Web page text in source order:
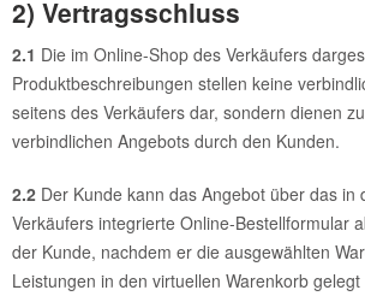
2) Vertragsschluss
2.1 Die im Online-Shop des Verkäufers
Produktbeschreibungen stellen keine
seitens des Verkäufers dar, sondern dienen
verbindlichen Angebots durch den Kunden.
2.2 Der Kunde kann das Angebot über das in
Verkäufers integrierte Online-Bestellformular
der Kunde, nachdem er die ausgewählten
Leistungen in den virtuellen Warenkorb